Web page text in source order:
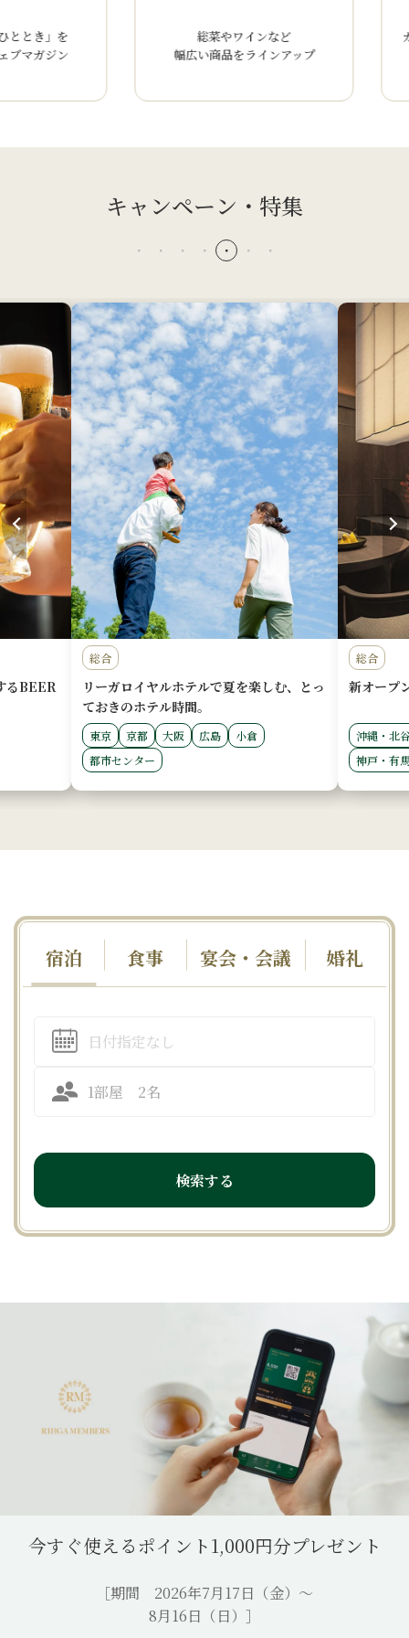
総菜やワインなど
幅広い商品をラインアップ
カスタマー
キャンペーン・特集
む、とっ
総合
新オープンホテル特集
沖縄・北谷 大阪・なんば
福岡・博多
神戸・有馬
広島・平和大通り
総合
東京ホテ
た
芝パーク
宿泊 食事 宴会・会議 婚礼
検索する
リーガメンバーズアプ
リ
今すぐ使えるポイント1,000円分プレゼント
［期間 2026年7月17日（金）～
8月16日（日）］